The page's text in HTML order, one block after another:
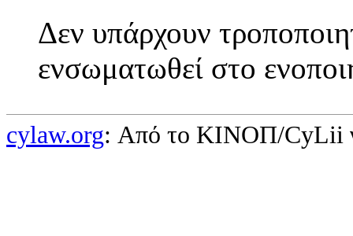
Δεν υπάρχουν
ενσωματωθεί στο
cylaw.org: Από το ΚΙΝOΠ/CyLii